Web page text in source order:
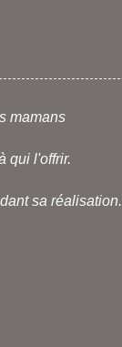
mamans
qui l'offrir.
sa réalisation.